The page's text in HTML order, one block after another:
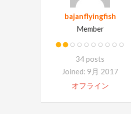
bajanflyingfish
Member
34 posts
Joined: 9月 2017
オフライン